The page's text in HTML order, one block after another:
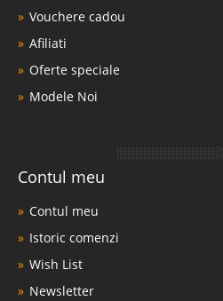
Vouchere cadou
Afiliati
Oferte speciale
Modele Noi
Contul meu
Contul meu
Istoric comenzi
Wish List
Newsletter